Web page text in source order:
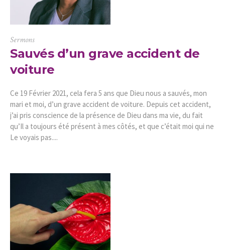
Sermons
Sauvés d’un grave accident de
voiture
Ce 19 Février 2021, cela fera 5 ans que Dieu nous a sauvés, mon
mari et moi, d’un grave accident de voiture. Depuis cet accident,
j’ai pris conscience de la présence de Dieu dans ma vie, du fait
qu’Il a toujours été présent à mes côtés, et que c’était moi qui ne
Le voyais pas....